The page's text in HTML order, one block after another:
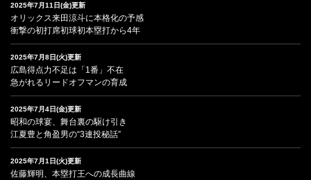
2025年7月11日(金)更新
オリックス来田涼斗に本格化の予感
衝撃の初打席初球初本塁打から4年
2025年7月8日(火)更新
広島得点力不足は「1番」不在
急がれるリードオフマンの育成
2025年7月4日(金)更新
昭和の球宴、舞台裏の駆け引き
江夏豊と角盈男の“3連投秘話”
2025年7月1日(火)更新
佐藤輝明、本塁打王への成長曲線